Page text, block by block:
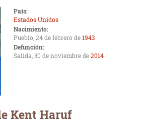
País:
Estados Unidos
Nacimiento:
Pueblo, 24 de febrero de1943
Defunción:
Salida, 30 de noviembre de2014
Kent Haruf